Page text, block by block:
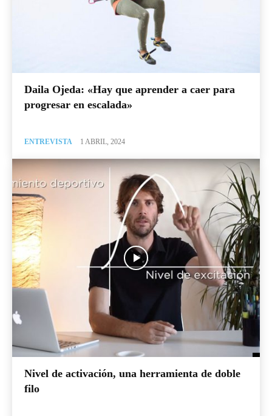
Daila Ojeda: «Hay que aprender a caer para
progresar en escalada»
ENTREVISTA 1 ABRIL, 2024
Nivel de activación, una herramienta de doble
filo